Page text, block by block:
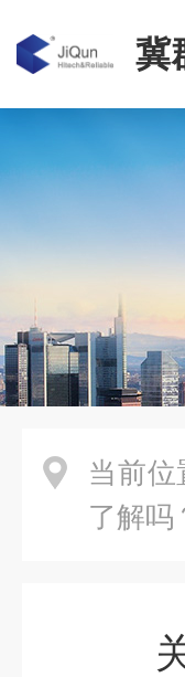
冀
当前位
了解吗